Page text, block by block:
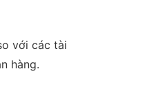
với các tài
hàng.